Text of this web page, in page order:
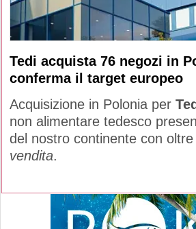
Tedi acquista 76 negozi in
conferma il target europeo
Acquisizione in Polonia per
non alimentare tedesco
del nostro continente con oltre
vendita.